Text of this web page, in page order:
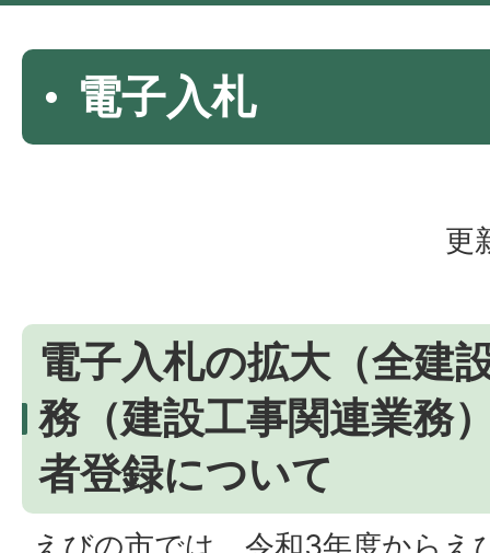
電子入札
更
電子入札の拡大（全建
務（建設工事関連業務
者登録について